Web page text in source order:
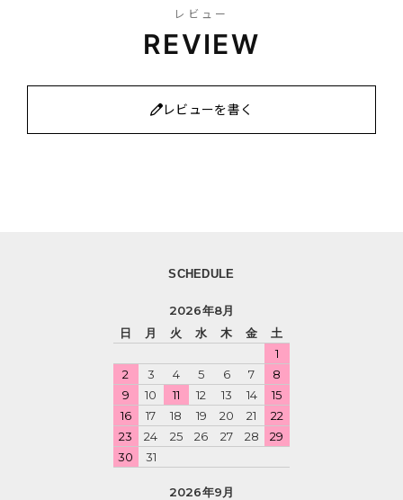
レビュー
REVIEW
レビューを書く
SCHEDULE
2026年8月
日
月 火 水 木 金
土
1
2
3 4 5 6 7
8
9
10 11 12 13 14
15
16
17 18 19 20 21
22
23
24 25 26 27 28
29
30
31
2026年9月